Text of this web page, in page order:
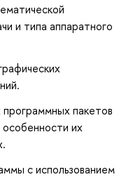
и типа аппаратного
пакетов
их
с использованием